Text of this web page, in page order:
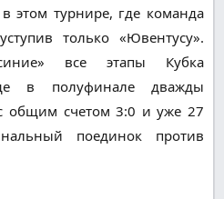
этом турнире, где команда
только «Ювентусу».
все этапы Кубка
в полуфинале дважды
общим счетом 3:0 и уже 27
поединок против